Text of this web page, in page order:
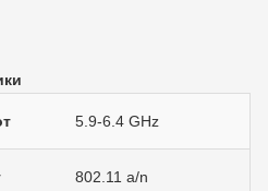
5.9-6.4 GHz
802.11 a/n